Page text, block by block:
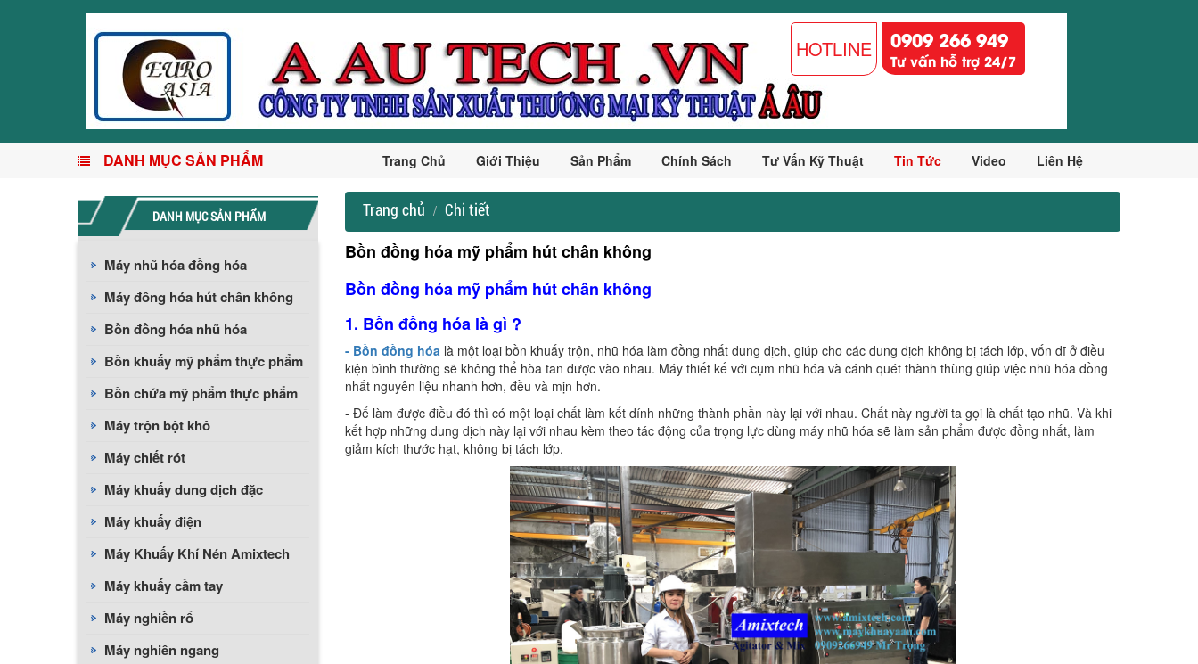
HOTLINE 0909 266 949
Tư vấn hỗ trợ 24/7
DANH MỤC SẢN PHẨM Trang Chủ Giới Thiệu Sản Phẩm Chính Sách Tư Vấn Kỹ Thuật Tin Tức Video Liên Hệ
DANH MỤC SẢN PHẨM
Máy nhũ hóa đồng hóa
Máy đồng hóa hút chân không
Bồn đồng hóa nhũ hóa
Bồn khuấy mỹ phẩm thực phẩm
Bồn chứa mỹ phẩm thực phẩm
Máy trộn bột khô
Máy chiết rót
Máy khuấy dung dịch đặc
Máy khuấy điện
Máy Khuấy Khí Nén Amixtech
Máy khuấy cầm tay
Máy nghiền rổ
Máy nghiền ngang
Trang chủ Chi tiết
Bồn đồng hóa mỹ phẩm hút chân không
Bồn đồng hóa mỹ phẩm hút chân không
1. Bồn đồng hóa là gì ?
- Bồn đồng hóa là một loại bồn khuấy trộn, nhũ hóa làm đồng nhất dung dịch, giúp cho các dung dịch không bị tách lớp, vốn dĩ ở điều
kiện bình thường sẽ không thể hòa tan được vào nhau. Máy thiết kế với cụm nhũ hóa và cánh quét thành thùng giúp việc nhũ hóa đồng
nhất nguyên liệu nhanh hơn, đều và mịn hơn.
- Để làm được điều đó thì có một loại chất làm kết dính những thành phần này lại với nhau. Chất này người ta gọi là chất tạo nhũ. Và khi
kết hợp những dung dịch này lại với nhau kèm theo tác động của trọng lực dùng máy nhũ hóa sẽ làm sản phẩm được đồng nhất, làm
giảm kích thước hạt, không bị tách lớp.